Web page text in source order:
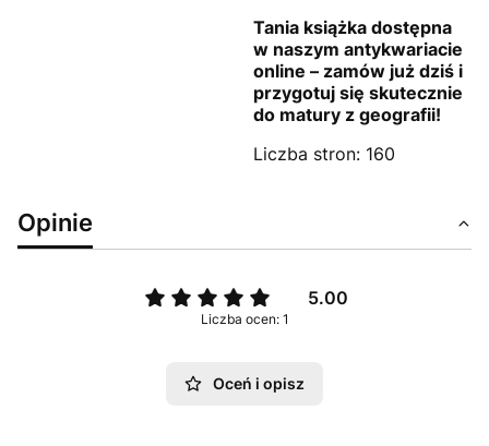
Tania książka dostępna
w naszym antykwariacie
online – zamów już dziś i
przygotuj się skutecznie
do matury z geografii!
Liczba stron: 160
Opinie
5.00
Liczba ocen: 1
Oceń i opisz